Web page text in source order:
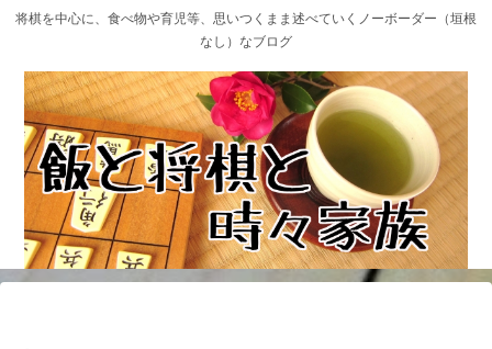
将棋を中心に、食べ物や育児等、思いつくまま述べていくノーボーダー（垣根
なし）なブログ